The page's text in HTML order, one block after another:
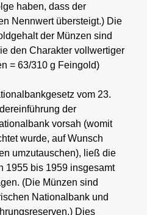
haben, dass der
Nennwert übersteigt.) Die
der Münzen sind
den Charakter vollwertiger
= 63/310 g Feingold)
vom 23.
der
vorsah (womit
wurde, auf Wunsch
umzutauschen), ließ die
1955 bis 1959 insgesamt
(Die Münzen sind
Nationalbank und
Dies